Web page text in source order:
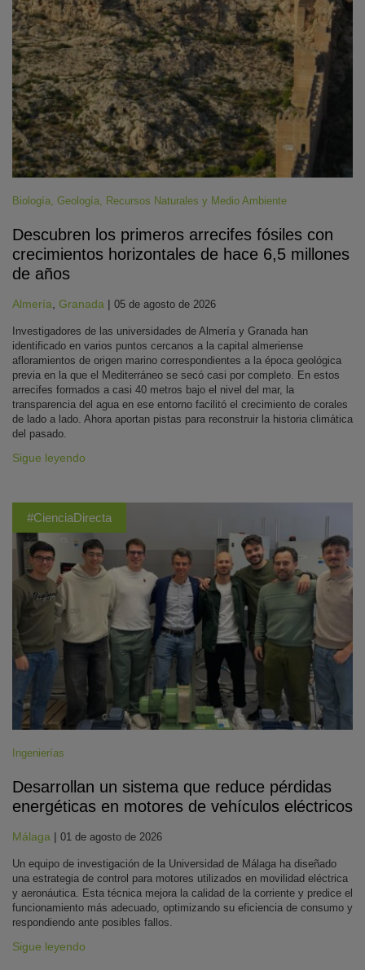
Biología, Geología, Recursos Naturales y Medio Ambiente
Descubren los primeros arrecifes fósiles con
crecimientos horizontales de hace 6,5 millones
de años
Almería Granada | 05 de agosto de 2026
Investigadores de las universidades de Almería y Granada han
identificado en varios puntos cercanos a la capital almeriense
afloramientos de origen marino correspondientes a la época geológica
previa en la que el Mediterráneo se secó casi por completo. En estos
arrecifes formados a casi 40 metros bajo el nivel del mar, la
transparencia del agua en ese entorno facilitó el crecimiento de corales
de lado a lado. Ahora aportan pistas para reconstruir la historia climática
del pasado.
Sigue leyendo
#CienciaDirecta
Ingenierías
Desarrollan un sistema que reduce pérdidas
energéticas en motores de vehículos eléctricos
Málaga | 01 de agosto de 2026
Un equipo de investigación de la Universidad de Málaga ha diseñado
una estrategia de control para motores utilizados en movilidad eléctrica
y aeronáutica. Esta técnica mejora la calidad de la corriente y predice el
funcionamiento más adecuado, optimizando su eficiencia de consumo y
respondiendo ante posibles fallos.
Sigue leyendo